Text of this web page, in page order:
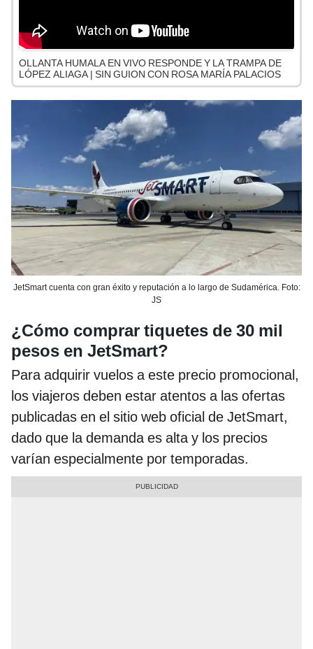
OLLANTA HUMALA EN VIVO RESPONDE Y LA TRAMPA DE
LÓPEZ ALIAGA | SIN GUION CON ROSA MARÍA PALACIOS
JetSmart cuenta con gran éxito y reputación a lo largo de Sudamérica. Foto:
JS
¿Cómo comprar tiquetes de 30 mil
pesos en JetSmart?
Para adquirir vuelos a este precio promocional,
los viajeros deben estar atentos a las ofertas
publicadas en el sitio web oficial de JetSmart,
dado que la demanda es alta y los precios
varían especialmente por temporadas.